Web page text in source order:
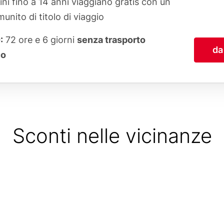
di titolo di viaggio
72 ore e 6 giorni senza trasporto
Sconti nelle vicinanze